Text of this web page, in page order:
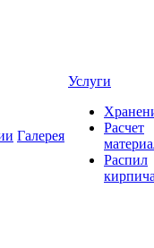
Галерея
Услуги
Расчет
Распил